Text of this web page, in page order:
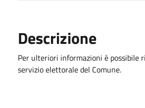
Descrizione
Per ulteriori informazioni è possibile
servizio elettorale del Comune.